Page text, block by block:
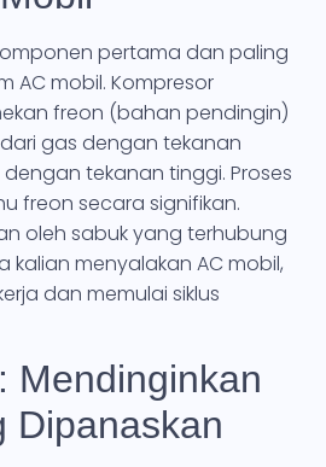
pertama dan paling
AC mobil. Kompresor
freon (bahan pendingin)
gas dengan tekanan
tekanan tinggi. Proses
freon secara signifikan.
oleh sabuk yang terhubung
kalian menyalakan AC mobil,
dan memulai siklus
Mendinginkan
Dipanaskan